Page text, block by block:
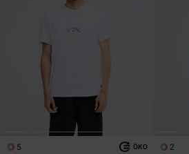
5 ÖKO 2